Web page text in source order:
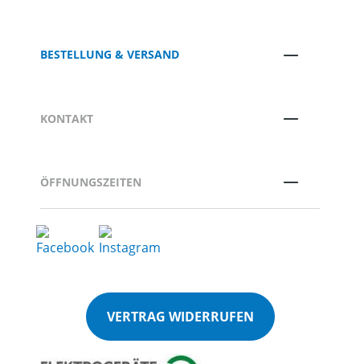
BESTELLUNG & VERSAND
KONTAKT
ÖFFNUNGSZEITEN
VERTRAG WIDERRUFEN